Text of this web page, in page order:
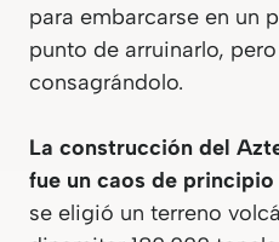
para embarcarse en un
punto de arruinarlo,
consagrándolo.
La construcción del
fue un caos de principio
se eligió un terreno